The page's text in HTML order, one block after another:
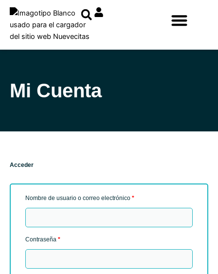
contenido
Mi Cuenta
Acceder
Nombre de usuario o correo electrónico *
Contraseña *